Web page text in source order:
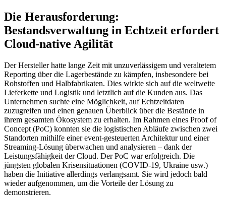
Die Herausforderung:
Bestandsverwaltung in Echtzeit erfordert
Cloud-native Agilität
Der Hersteller hatte lange Zeit mit unzuverlässigem und veraltetem
Reporting über die Lagerbestände zu kämpfen, insbesondere bei
Rohstoffen und Halbfabrikaten. Dies wirkte sich auf die weltweite
Lieferkette und Logistik und letztlich auf die Kunden aus. Das
Unternehmen suchte eine Möglichkeit, auf Echtzeitdaten
zuzugreifen und einen genauen Überblick über die Bestände in
ihrem gesamten Ökosystem zu erhalten. Im Rahmen eines Proof of
Concept (PoC) konnten sie die logistischen Abläufe zwischen zwei
Standorten mithilfe einer event-gesteuerten Architektur und einer
Streaming-Lösung überwachen und analysieren – dank der
Leistungsfähigkeit der Cloud. Der PoC war erfolgreich. Die
jüngsten globalen Krisensituationen (COVID-19, Ukraine usw.)
haben die Initiative allerdings verlangsamt. Sie wird jedoch bald
wieder aufgenommen, um die Vorteile der Lösung zu
demonstrieren.